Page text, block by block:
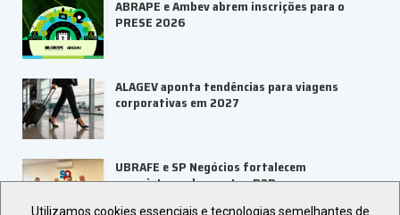
ABRAPE e Ambev abrem inscrições para o
PRESE 2026
ALAGEV aponta tendências para viagens
corporativas em 2027
UBRAFE e SP Negócios fortalecem
ecossistema de eventos B2B
Utilizamos cookies essenciais e tecnologias semelhantes de